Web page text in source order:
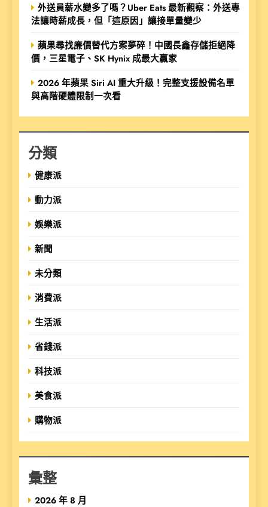
外送員薪水變多了嗎？Uber Eats 最新觀察：外送專
法讓時薪成長，但「這原因」讓接單量變少
蘋果尋找廉價替代方案夢碎！中國長鑫存儲拒絕降
價，三星電子、SK Hynix 成最大贏家
2026 年蘋果 Siri AI 重大升級！完整支援設備名單
與高階硬體限制一次看
分類
健康派
動力派
娛樂派
新聞
未分類
消費派
生活派
省錢派
科技派
美食派
購物派
彙整
2026 年 8 月